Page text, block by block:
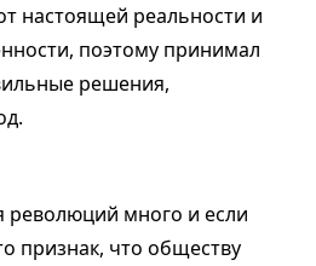
настоящей реальности и
поэтому принимал
решения,
революций много и если
признак, что обществу